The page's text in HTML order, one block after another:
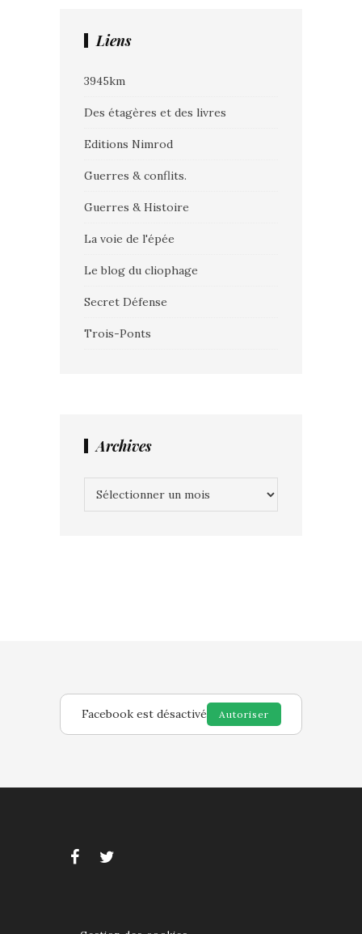
Liens
3945km
Des étagères et des livres
Editions Nimrod
Guerres & conflits.
Guerres & Histoire
La voie de l'épée
Le blog du cliophage
Secret Défense
Trois-Ponts
Archives
Facebook est désactivé Autoriser